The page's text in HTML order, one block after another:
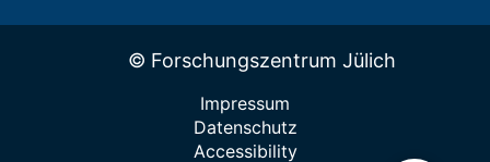
© Forschungszentrum Jülich
Impressum
Datenschutz
Accessibility